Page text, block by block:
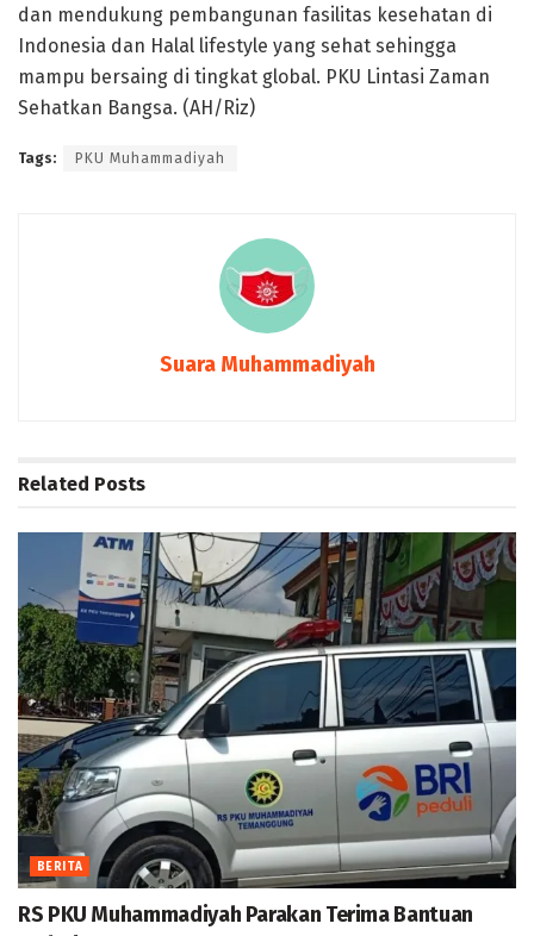
dan mendukung pembangunan fasilitas kesehatan di
Indonesia dan Halal lifestyle yang sehat sehingga
mampu bersaing di tingkat global. PKU Lintasi Zaman
Sehatkan Bangsa. (AH/Riz)
Tags: PKU Muhammadiyah
Suara Muhammadiyah
Related Posts
BERITA
RS PKU Muhammadiyah Parakan Terima Bantuan